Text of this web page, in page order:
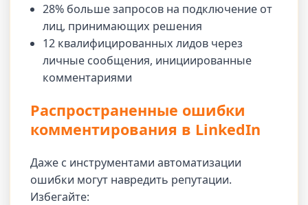
28% больше запросов на подключение от
лиц, принимающих решения
12 квалифицированных лидов через
личные сообщения, инициированные
комментариями
Распространенные ошибки
комментирования в LinkedIn
Даже с инструментами автоматизации
ошибки могут навредить репутации.
Избегайте: